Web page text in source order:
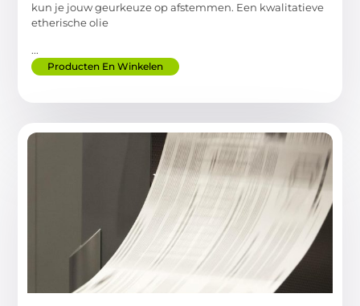
kun je jouw geurkeuze op afstemmen. Een kwalitatieve
etherische olie
...
Producten En Winkelen